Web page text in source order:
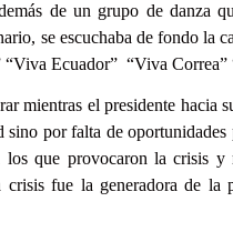
de un grupo de danza
se escuchaba de fondo
Ecuador” “Viva Correa”
mientras el presidente
por falta de
que provocaron la crisis
fue la generadora de